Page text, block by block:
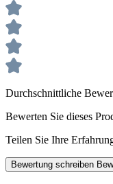
Durchschnittliche
Bewerten Sie dieses
Teilen Sie Ihre
Bewertung schreiben